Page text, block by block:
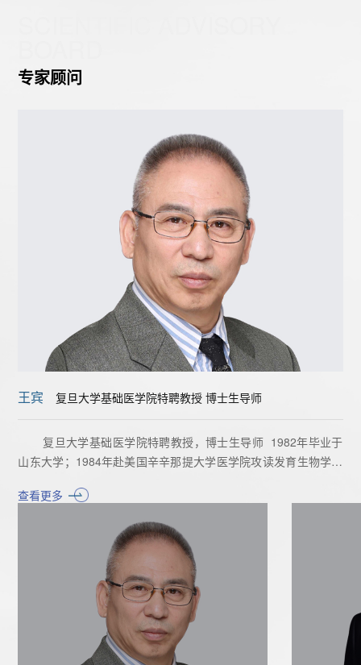
专家顾问
王宾 复旦大学基础医学院特聘教授 博士生导师
复旦大学基础医学院特聘教授，博士生导师 1982年毕业于
山东大学；1984年赴美国辛辛那提大学医学院攻读发育生物学博
1992年至1998年在美国宾夕法尼亚大学医学院任助理教授；
2001至2002年新疆大学教授；2003年至2010年中国农业大学教
授；2010年至今复旦大学基础医学院大学特聘教授。
自1992年以来，在国际上发表了110多篇SCI论文，获得了10
项美国发明专利、30多项世界各国发明专利和8项中国发明专利。
1995年实施了世界上第一例DNA疫苗治疗和预防艾滋病等临床试
验。2010年以来，实验室完成了2项发明专利项目的转让，其中
一项转到美国公司，转让经费达200多万元美元。目前主持和参与
了国家“863”重大项目、自然科学基金重点项目、传染病重大专项
查看更多